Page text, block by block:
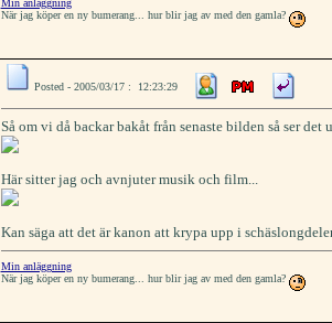
Min anläggning
När jag köper en ny bumerang... hur blir jag av med den gamla?
Posted - 2005/03/17 : 12:23:29
Så om vi då backar bakåt från senaste bilden så ser det
Här sitter jag och avnjuter musik och film...
Kan säga att det är kanon att krypa upp i
Min anläggning
När jag köper en ny bumerang... hur blir jag av med den gamla?